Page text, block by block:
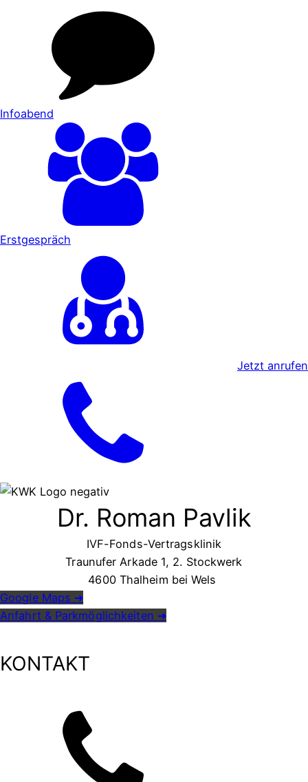
Infoabend
Erstgespräch
Jetzt anrufen
Dr. Roman Pavlik
IVF-Fonds-Vertragsklinik
Traunufer Arkade 1, 2. Stockwerk
4600 Thalheim bei Wels
Google Maps ➜
Anfahrt & Parkmöglichkeiten ➜
KONTAKT